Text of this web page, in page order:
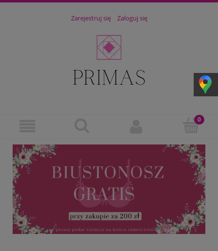
Zarejestruj się Zaloguj się